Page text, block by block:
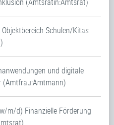
(Amtsrätin:Amtsrat)
Schulen/Kitas
und digitale
(Amtfrau:Amtmann)
m/d) Finanzielle Förderung